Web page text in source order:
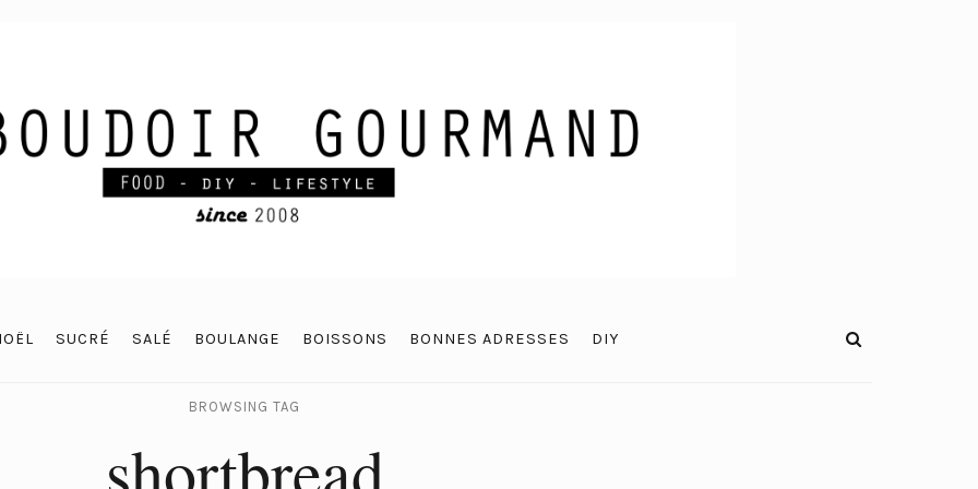
SUCRÉ SALÉ BOULANGE BOISSONS BONNES ADRESSES DIY
BROWSING TAG
shortbread